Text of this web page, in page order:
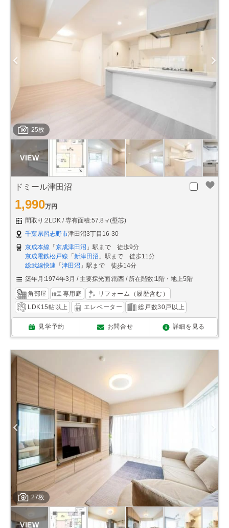
25枚
ドミール津田沼
1,990万円
間取り:2LDK
専有面積:57.8㎡(壁芯)
千葉県習志野市津田沼3丁目16-30
京成本線 「 京成津田沼 」駅まで 徒歩9分
京成電鉄松戸線 「 新津田沼 」駅まで 徒歩11分
総武線快速 「 津田沼 」駅まで 徒歩14分
築年月:1974年3月
主要採光面:南西 所在階数:1階・地上5階
角部屋 専用庭
リフォーム（履歴含む）
LDK15帖以上
エレベーター 総戸数30戸以上
見学予約 お問合せ 詳細を見る
27枚